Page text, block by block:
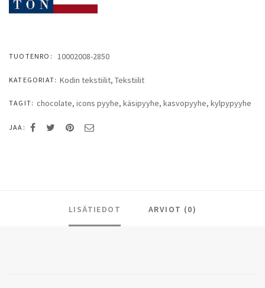
TUOTENRO: 10002008-2850
KATEGORIAT: Kodin tekstiilit,Tekstiilit
TAGIT: chocolate,icons pyyhe,käsipyyhe,kasvopyyhe,kylpypyyhe
JAA:
LISÄTIEDOT ARVIOT (0)